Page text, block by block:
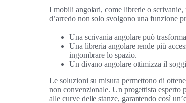
I mobili angolari, come librerie o scrivanie,
d’arredo non solo svolgono una funzione
Una scrivania angolare può
Una libreria angolare rende più
ingombrare lo spazio.
Un divano angolare ottimizza il
Le soluzioni su misura permettono di
non convenzionale. Un progettista esperto
alle curve delle stanze, garantendo così